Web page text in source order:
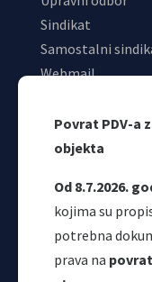
Povrat PDV-a
objekta
Od 8.7.2026.
kojima su
potrebna
prava na
Sindikat
Samostalni
Webmail